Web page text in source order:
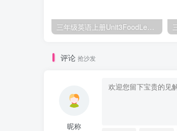
三年级英语上册Unit3FoodLesson2同步练习1（人教版一起点）
评论 抢沙发
昵称